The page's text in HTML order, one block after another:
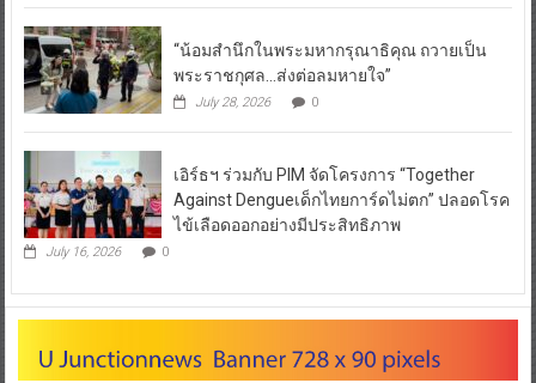
“น้อมสำนึกในพระมหากรุณาธิคุณ ถวายเป็น
พระราชกุศล…ส่งต่อลมหายใจ”
July 28, 2026 0
เอิร์ธฯ ร่วมกับ PIM จัดโครงการ “Together
Against Dengueเด็กไทยการ์ดไม่ตก” ปลอดโรค
ไข้เลือดออกอย่างมีประสิทธิภาพ
July 16, 2026 0